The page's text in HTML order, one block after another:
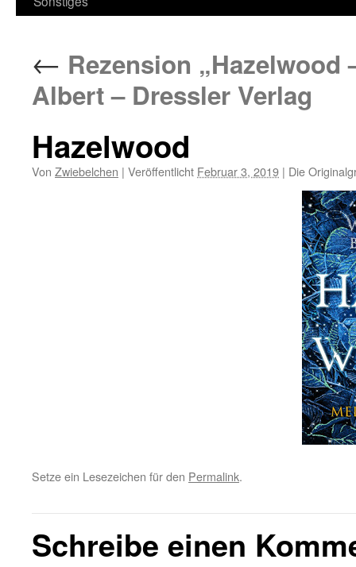
← Rezension
Albert – Dressler Verlag
Hazelwood
Von Zwiebelchen | Veröffentlicht Februar 3, 2019 | Die
Setze ein Lesezeichen für den Permalink.
Schreibe einen